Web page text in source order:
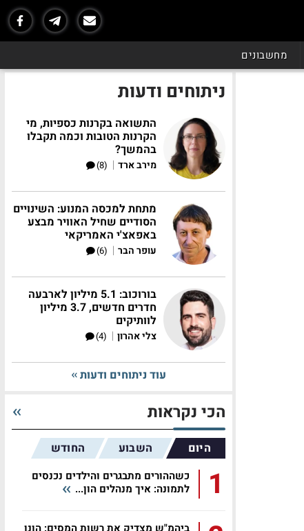
מחשבונים
ניתוחים ודעות
התשואה בקרנות כספיות, מי
הקרנות הטובות וכמה תקבלו
בהמשך?
מירב ארד |
(8)
מתחת למכסה המנוע: השינויים
הסודיים שחיל האוויר מבצע
באפאצ'י האמריקאי
עופר הבר |
(6)
בורוכוב: 5.1 מיליון לארבעה
חדרים חדשים, 3.7 מיליון
לוותיקים
צלי אהרון |
(4)
עוד ניתוחים ודעות
הכי נקראות
היום השבוע החודש
1
כשההורים מתבגרים והילדים נכנסים
לתמונה: איך מנהלים הון...